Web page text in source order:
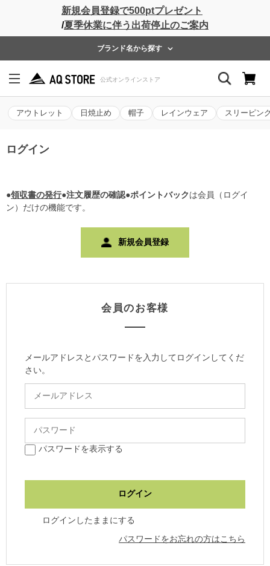
新規会員登録で500ptプレゼント
/夏季休業に伴う出荷停止のご案内
ブランド名から探す
アウトレット 日焼止め 帽子 レインウェア スリーピン
ログイン
●領収書の発行●注文履歴の確認●ポイントバックは会員（ログイ
ン）だけの機能です。
新規会員登録
会員のお客様
メールアドレスとパスワードを入力してログインしてくだ
さい。
パスワードを表示する
ログインしたままにする
パスワードをお忘れの方はこちら